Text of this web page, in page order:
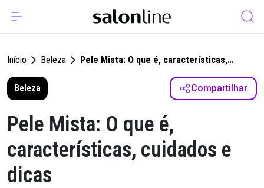
Início Beleza
Pele Mista: O que é, características,
Beleza
Compartilhar
Pele Mista: O que é,
características, cuidados e
dicas